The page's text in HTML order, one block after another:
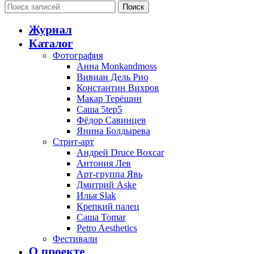
Поиск
Журнал
Каталог
Фотография
Анна Monkandmoss
Вивиан Дель Рио
Константин Вихров
Макар Терёшин
Саша 5tep5
Фёдор Савинцев
Янина Болдырева
Стрит-арт
Андрей Druce Boxcar
Антония Лев
Арт-группа Явь
Дмитрий Aske
Илья Slak
Крепкий палец
Саша Tomar
Petro Aesthetics
Фестивали
О проекте